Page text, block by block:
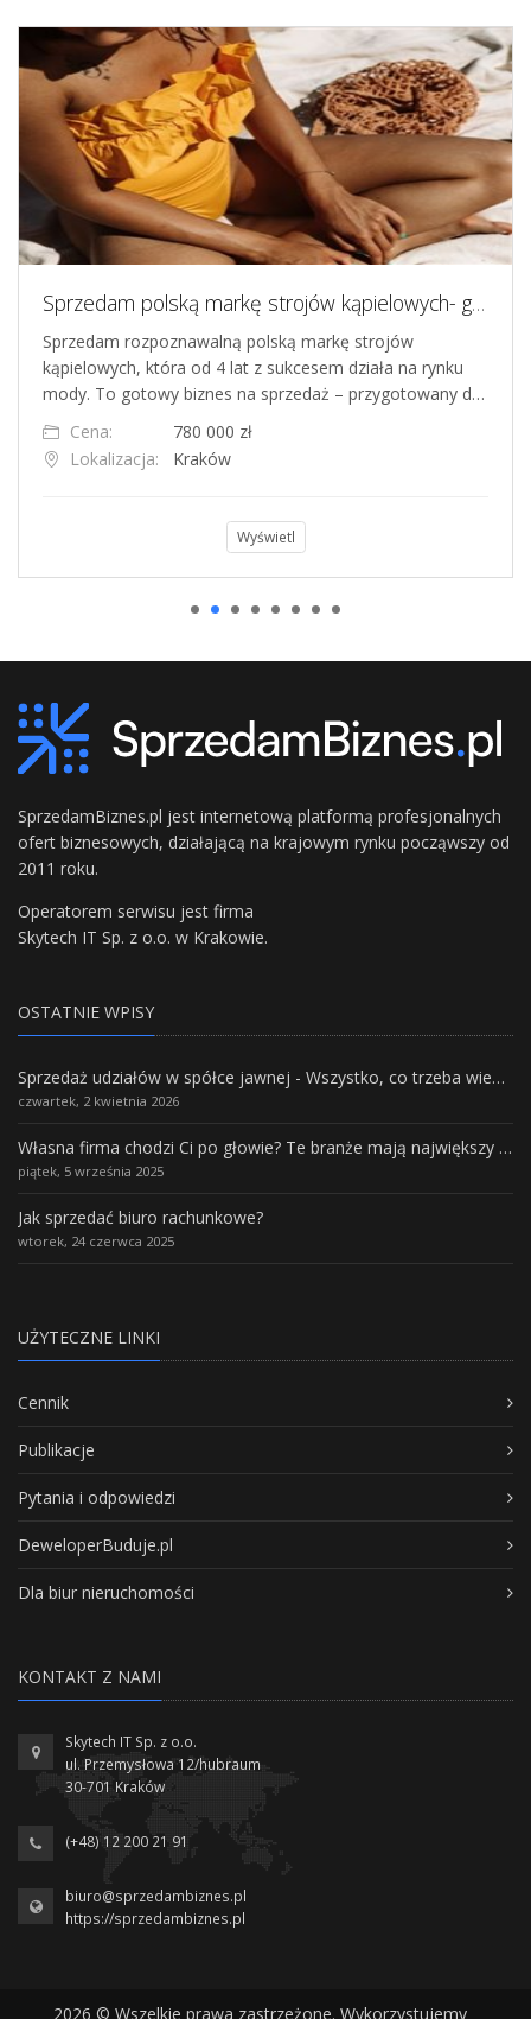
Sprzedam polską markę strojów kąpielowych- gotowy magazyn i know - how
Sprzedam rozpoznawalną polską markę strojów
kąpielowych, która od 4 lat z sukcesem działa na rynku
mody. To gotowy biznes na sprzedaż – przygotowany d…
Cena:
780 000 zł
Lokalizacja:
Kraków
Wyświetl
SprzedamBiznes.pl jest internetową platformą profesjonalnych
ofert biznesowych, działającą na krajowym rynku począwszy od
2011 roku.
Operatorem serwisu jest firma
Skytech IT Sp. z o.o. w Krakowie.
OSTATNIE WPISY
Sprzedaż udziałów w spółce jawnej - Wszystko, co trzeba wiedzieć.
czwartek, 2 kwietnia 2026
Własna firma chodzi Ci po głowie? Te branże mają największy potencjał rozwoju
piątek, 5 września 2025
Jak sprzedać biuro rachunkowe?
wtorek, 24 czerwca 2025
UŻYTECZNE LINKI
Cennik
Publikacje
Pytania i odpowiedzi
DeweloperBuduje.pl
Dla biur nieruchomości
KONTAKT Z NAMI
Skytech IT Sp. z o.o.
ul. Przemysłowa 12/hubraum
30-701 Kraków
(+48) 12 200 21 91
biuro@sprzedambiznes.pl
https://sprzedambiznes.pl
2026 © Wszelkie prawa zastrzeżone. Wykorzystujemy